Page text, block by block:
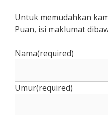
Untuk memudahkan
Puan, isi maklumat
Nama(required)
Umur(required)